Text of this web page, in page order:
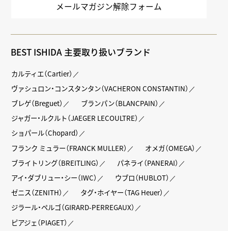
メールマガジン解除フォーム
BEST ISHIDA 主要取り扱いブランド
カルティエ（Cartier）
ヴァシュロン・コンスタンタン（VACHERON CONSTANTIN）
ブレゲ（Breguet）
ブランパン（BLANCPAIN）
ジャガー・ルクルト（JAEGER LECOULTRE）
ショパール（Chopard）
フランク ミュラー（FRANCK MULLER）
オメガ（OMEGA）
ブライトリング（BREITLING）
パネライ（PANERAI）
アイ・ダブリュー・シー（IWC）
ウブロ（HUBLOT）
ゼニス（ZENITH）
タグ・ホイヤー（TAG Heuer）
ジラール・ペルゴ（GIRARD-PERREGAUX）
ピアジェ（PIAGET）